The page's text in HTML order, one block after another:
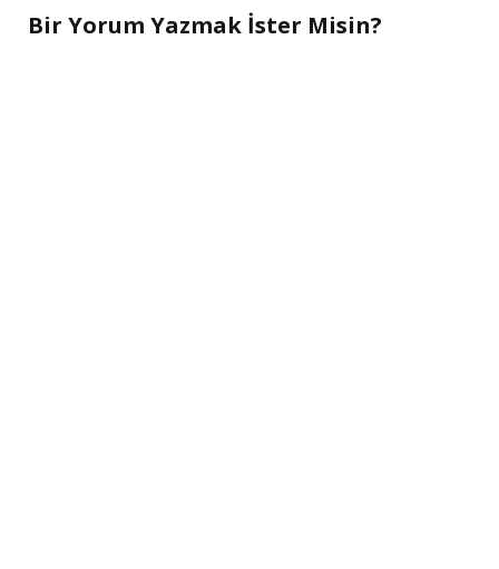
Bir Yorum Yazmak İster Misin?